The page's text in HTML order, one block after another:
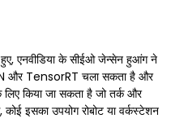
एनवीडिया के सीईओ जेन्सेन हुआंग ने
और TensorRT चला सकता है और
किया जा सकता है जो तर्क और
इसका उपयोग रोबोट या वर्कस्टेशन